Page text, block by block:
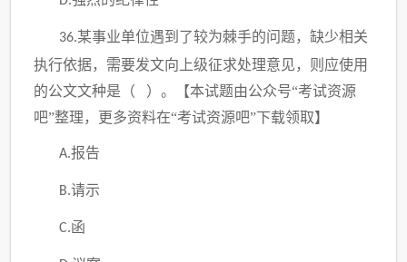
36.某事业单位遇到了较为棘手的问题，缺少相关
执行依据，需要发文向上级征求处理意见，则应使用
的公文文种是（ ）。
【本试题由公众号“考试资源
吧”整理，更多资料在“考试资源吧”下载领取】
A.报告
B.请示
C.函